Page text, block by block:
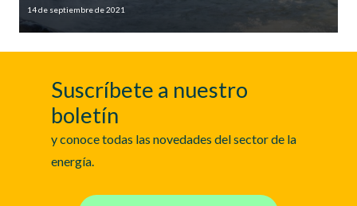
14 de septiembre de 2021
Suscríbete a nuestro
boletín
y conoce todas las novedades del sector de la
energía.